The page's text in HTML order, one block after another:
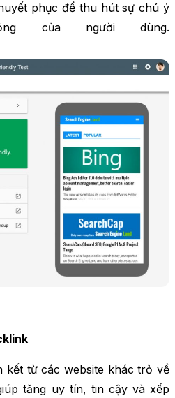
phục để thu hút sự chú ý
của người dùng.
kết từ các website khác trỏ về
tăng uy tín, tin cậy và xếp